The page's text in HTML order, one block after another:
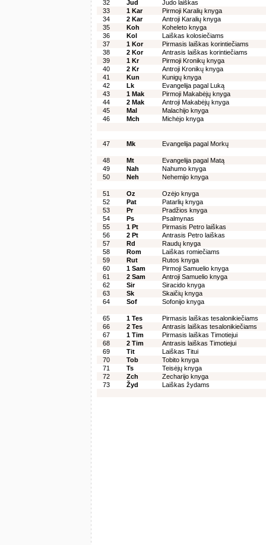
32
Jud
Judo laiškas
33
1 Kar
Pirmoji Karalių knyga
34
2 Kar
Antroji Karalių knyga
35
Koh
Koheleto knyga
36
Kol
Laiškas kolosiečiams
37
1 Kor
Pirmasis laiškas korintiečiams
38
2 Kor
Antrasis laiškas korintiečiams
39
1 Kr
Pirmoji Kronikų knyga
40
2 Kr
Antroji Kronikų knyga
41
Kun
Kunigų knyga
42
Lk
Evangelija pagal Luką
43
1 Mak
Pirmoji Makabėjų knyga
44
2 Mak
Antroji Makabėjų knyga
45
Mal
Malachijo knyga
46
Mch Michėjo knyga
47 Mk Evangelija pagal Morkų
48 Mt
Evangelija pagal Matą
49
Nah
Nahumo knyga
50
Neh Nehemijo knyga
51 Oz
Ozėjo knyga
52
Pat
Patarlių knyga
53
Pr
Pradžios knyga
54
Ps
Psalmynas
55
1 Pt
Pirmasis Petro laiškas
56
2 Pt
Antrasis Petro laiškas
57
Rd
Raudų knyga
58
Rom
Laiškas romiečiams
59
Rut
Rutos knyga
60
1 Sam
Pirmoji Samuelio knyga
61
2 Sam
Antroji Samuelio knyga
62
Sir
Siracido knyga
63
Sk
Skaičių knyga
64
Sof Sofonijo knyga
65 1 Tes
Pirmasis laiškas tesalonikiečiams
66
2 Tes
Antrasis laiškas tesalonikiečiams
67
1 Tim
Pirmasis laiškas Timotiejui
68
2 Tim
Antrasis laiškas Timotiejui
69
Tit
Laiškas Titui
70
Tob
Tobito knyga
71
Ts
Teisėjų knyga
72
Zch
Zecharijo knyga
73
Žyd Laiškas žydams